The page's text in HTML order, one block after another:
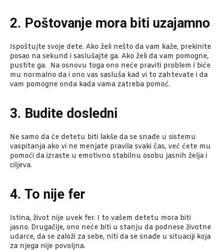
2. Poštovanje mora biti uzajamno
Ispoštujte svoje dete. Ako želi nešto da vam kaže, prekinite
posao na sekund i saslušajte ga. Ako želi da vam pomogne,
pustite ga. Na osnovu toga ono neće praviti problem i biće
mu normalno da i ono vas sasluša kad vi to zahtevate i da
vam pomogne onda kada vama zatreba pomoć.
3. Budite dosledni
Ne samo da će detetu biti lakše da se snađe u sistemu
vaspitanja ako vi ne menjate pravila svaki čas, već ćete mu
pomoći da izraste u emotivno stabilnu osobu jasnih želja i
ciljeva.
4. To nije fer
Istina, život nije uvek fer. I to vašem detetu mora biti
jasno. Drugačije, ono neće biti u stanju da podnese životne
udarce, da se založi za sebe, niti da se snađe u situaciji koja
za njega nije povoljna.